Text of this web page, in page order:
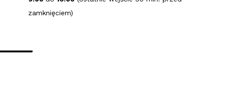
zamknięciem)